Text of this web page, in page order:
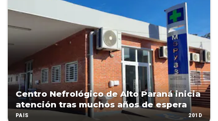
Centro Nefrológico de Alto Paraná inicia
atención tras muchos años de espera
PAÍS 201D